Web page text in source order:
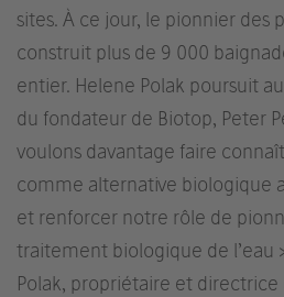
sites. À ce jour, le pionnier des
construit plus de 9 000
entier. Helene Polak poursuit
du fondateur de Biotop, Peter
voulons davantage faire
comme alternative biologique
et renforcer notre rôle de
traitement biologique de l’eau
Polak, propriétaire et